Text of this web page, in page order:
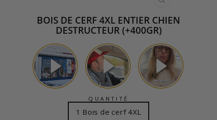
BOIS DE CERF 4XL ENTIER CHIEN
DESTRUCTEUR (+400GR)
QUANTITÉ
1 Bois de cerf 4XL